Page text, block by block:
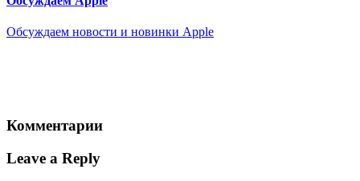
Обсуждаем новости и новинки Apple
Комментарии
Leave a Reply